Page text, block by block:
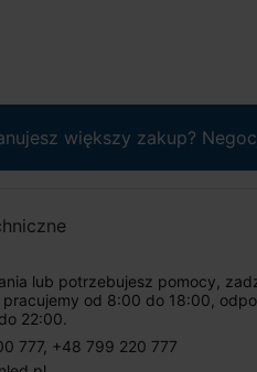
większy zakup?
lub potrzebujesz pomocy,
pracujemy od 8:00 do 18:00,
22:00.
777, +48 799 220 777